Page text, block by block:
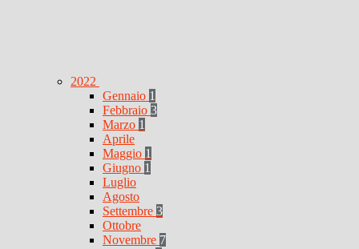
2022
Gennaio 1
Febbraio 3
Marzo 1
Aprile
Maggio 1
Giugno 1
Luglio
Agosto
Settembre 3
Ottobre
Novembre 7